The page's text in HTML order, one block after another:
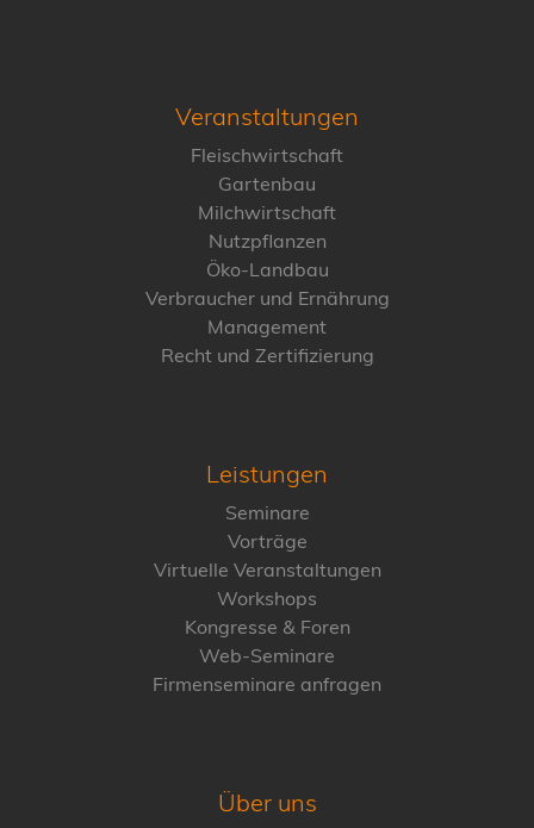
Veranstaltungen
Fleischwirtschaft
Gartenbau
Milchwirtschaft
Nutzpflanzen
Öko-Landbau
Verbraucher und Ernährung
Management
Recht und Zertifizierung
Leistungen
Seminare
Vorträge
Virtuelle Veranstaltungen
Workshops
Kongresse & Foren
Web-Seminare
Firmenseminare anfragen
Über uns